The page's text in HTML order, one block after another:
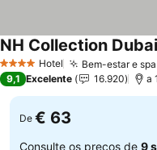
4 EstrelasHotel Bem-estar e
NH Collection
9,1 Excelente 16.920 a
De € 63
Consulte os preços de 9